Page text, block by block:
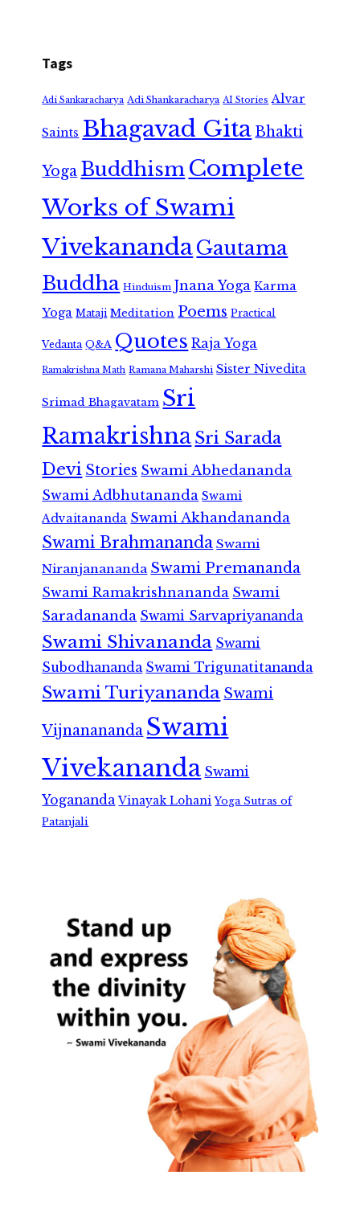
Tags
Adi Sankaracharya Adi Shankaracharya AI Stories Alvar
Saints Bhagavad GitaBhakti
Yoga Buddhism Complete
Works of Swami
VivekanandaGautama
Buddha Hinduism Jnana Yoga Karma
Yoga Mataji Meditation Poems Practical
Vedanta Q&A Quotes Raja Yoga
Ramakrishna Math Ramana Maharshi Sister Nivedita
Srimad Bhagavatam Sri
RamakrishnaSri Sarada
Devi Stories Swami Abhedananda
Swami Adbhutananda Swami
Advaitananda Swami Akhandananda
Swami Brahmananda Swami
Niranjanananda Swami Premananda
Swami Ramakrishnananda Swami
Saradananda Swami Sarvapriyananda
Swami Shivananda Swami
Subodhananda Swami Trigunatitananda
Swami Turiyananda Swami
Vijnanananda Swami
Vivekananda Swami
Yogananda Vinayak Lohani Yoga Sutras of
Patanjali